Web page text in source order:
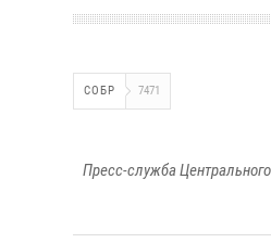
СОБР 7471
Пресс-служба